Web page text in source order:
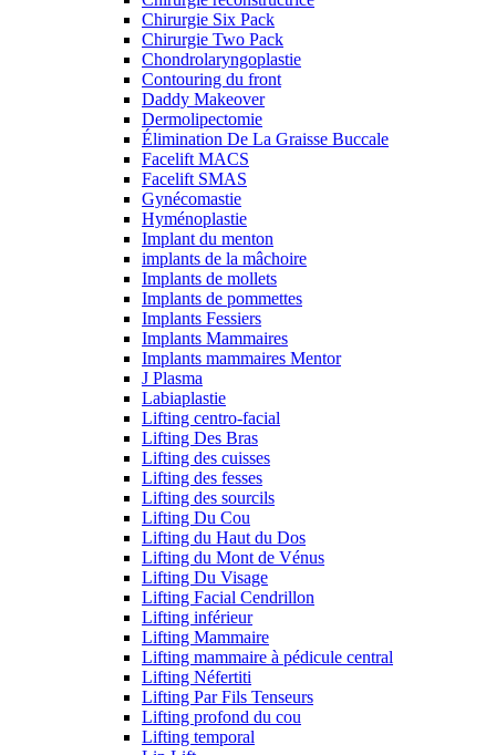
Chirurgie Six Pack
Chirurgie Two Pack
Chondrolaryngoplastie
Contouring du front
Daddy Makeover
Dermolipectomie
Élimination De La Graisse Buccale
Facelift MACS
Facelift SMAS
Gynécomastie
Hyménoplastie
Implant du menton
implants de la mâchoire
Implants de mollets
Implants de pommettes
Implants Fessiers
Implants Mammaires
Implants mammaires Mentor
J Plasma
Labiaplastie
Lifting centro-facial
Lifting Des Bras
Lifting des cuisses
Lifting des fesses
Lifting des sourcils
Lifting Du Cou
Lifting du Haut du Dos
Lifting du Mont de Vénus
Lifting Du Visage
Lifting Facial Cendrillon
Lifting inférieur
Lifting Mammaire
Lifting mammaire à pédicule central
Lifting Néfertiti
Lifting Par Fils Tenseurs
Lifting profond du cou
Lifting temporal